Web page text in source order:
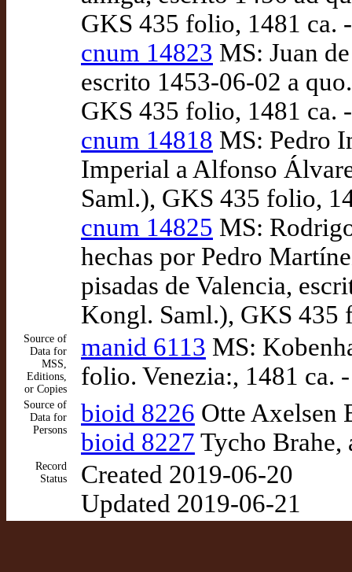
GKS 435 folio, 1481 ca.
cnum 14823 MS: Juan
escrito 1453-06-02 a
GKS 435 folio, 1481 ca.
cnum 14818 MS: Pedro
Imperial a Alfonso
Saml.), GKS 435 folio,
cnum 14825 MS:
hechas por Pedro
pisadas de Valencia,
Kongl. Saml.), GKS 435
Source of
Data for
MSS,
Editions,
or Copies
manid 6113 MS:
folio. Venezia:, 1481 ca.
Source of
Data for
Persons
bioid 8226 Otte Axelsen
bioid 8227 Tycho Brahe,
Record
Status
Created 2019-06-20
Updated 2019-06-21